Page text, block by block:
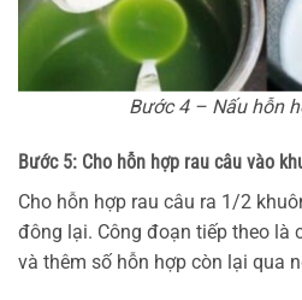
Bước 4 – Nấu hỗn
Bước 5: Cho hỗn hợp rau câu vào
Cho hỗn hợp rau câu ra 1/2
đông lại. Công đoạn tiếp theo là
và thêm số hỗn hợp còn lại qua